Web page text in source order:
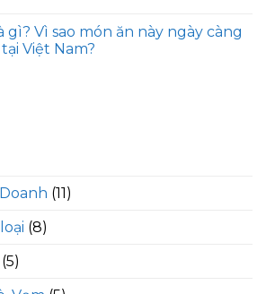
gì? Vì sao món ăn này ngày càng
Việt Nam?
(11)
(8)
(5)